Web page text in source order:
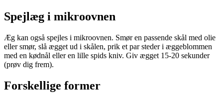
Spejlæg i mikroovnen
Æg kan også spejles i mikroovnen. Smør en passende skål med olie
eller smør, slå ægget ud i skålen, prik et par steder i æggeblommen
med en kødnål eller en lille spids kniv. Giv ægget 15-20 sekunder
(prøv dig frem).
Forskellige former